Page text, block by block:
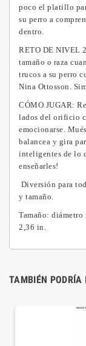
poco el platillo
su perro a
dentro.
RETO DE NIVEL
tamaño o raza
trucos a su perro
Nina Ottosson.
CÓMO JUGAR:
lados del orificio
emocionarse.
balancea y gira
inteligentes de lo
enseñarles!
Diversión para
y tamaño.
Tamaño: diámetro
2,36 in.
TAMBIÉN PODRÍA